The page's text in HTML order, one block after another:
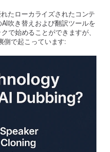
たローカライズされたコンテ
吹き替えおよび翻訳ツールを
で始めることができますが、
側で起こっています: